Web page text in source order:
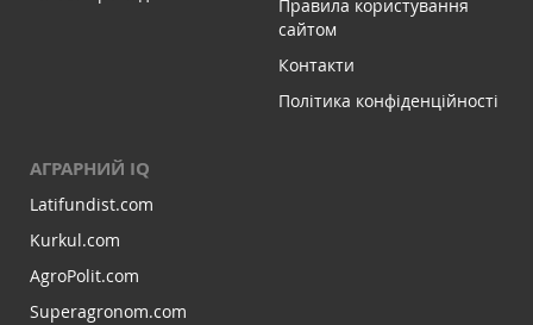
Правила користування
сайтом
Контакти
Політика конфіденційності
АГРАРНИЙ IQ
Latifundist.com
Kurkul.com
AgroPolit.com
Superagronom.com